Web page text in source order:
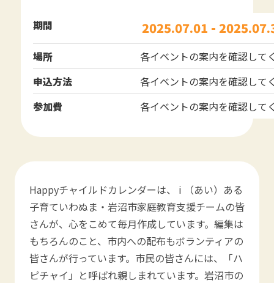
期間 2025.07.01 -
場所
各イベントの案内を確認して
申込方法
各イベントの案内を確認して
参加費
各イベントの案内を確認して
Happyチャイルドカレンダーは、 i （あい）ある
子育ていわぬま・岩沼市家庭教育支援チームの皆
さんが、心をこめて毎月作成しています。編集は
もちろんのこと、市内への配布もボランティアの
皆さんが行っています。市民の皆さんには、「ハ
ピチャイ」と呼ばれ親しまれています。岩沼市の